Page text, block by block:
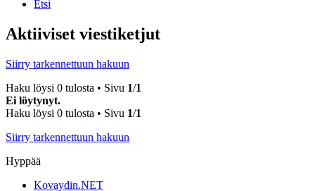
Etsi
Aktiiviset viestiketjut
Siirry tarkennettuun hakuun
Haku löysi 0 tulosta • Sivu 1/1
Ei löytynyt.
Haku löysi 0 tulosta • Sivu 1/1
Siirry tarkennettuun hakuun
Hyppää
Kovaydin.NET